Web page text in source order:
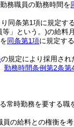
務職員の勤務時間を
同条第1項に規定す
」という。)の給料
同条第1項に規定す
の規定により採用され
勤務時間条例第2条第
常時勤務を要する職
の給料との権衡を